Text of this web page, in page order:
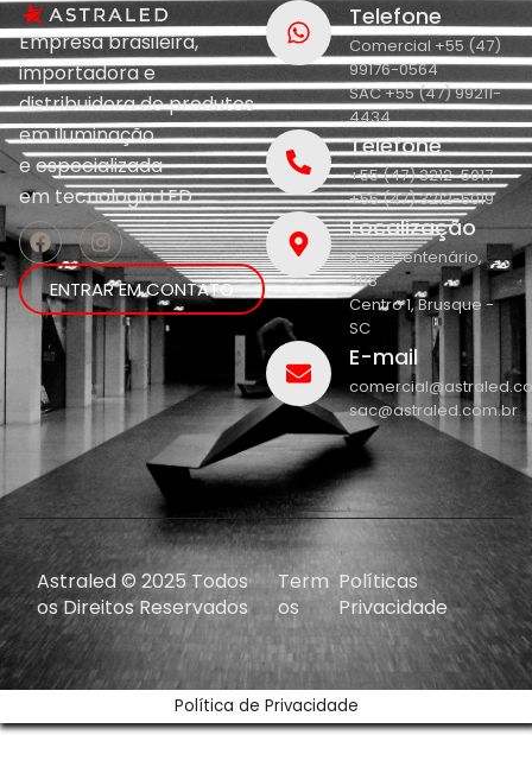
Empresa brasileira,
importadora e
distribuidora de produtos
em iluminação
eespecializada
emtecnologia LED.
ENTRAR EM CONTATO
Telefone
Comercial +55 (47)
99176-0564
SAC +55 (47) 99211-
4434
Telefone
+55 (47) 3212-5017
+55 (47) 3212-5019
Localização
R. do Centenário,
208
Centro 1, Brusque -
SC
E-mail
sac@astraled.com.br
Astraled © 2025 Todos
os Direitos Reservados
Term
os
Políticas
Privacidade
Política de Privacidade